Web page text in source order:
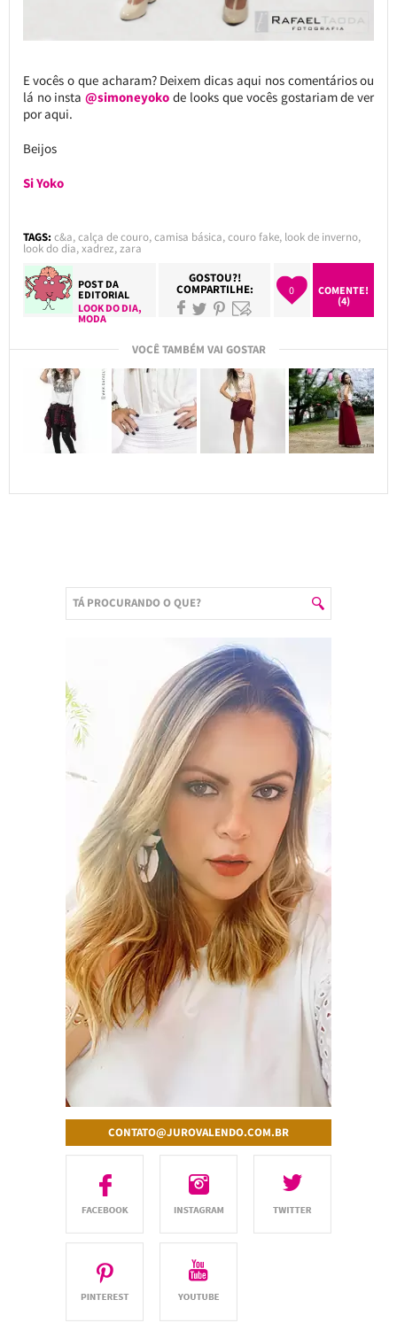
E vocês o que acharam? Deixem dicas aqui nos comentários ou
lá no insta@simoneyoko de looks que vocês gostariam de ver
por aqui.
Beijos
Si Yoko
TAGS: c&a,calça de couro,camisa básica,couro fake, look de inverno,
look do dia,xadrez,zara
POST DA
EDITORIAL
LOOK DO DIA,
MODA
GOSTOU?!
COMPARTILHE: 0
COMENTE!
(4)
VOCÊ TAMBÉM VAI GOSTAR
CONTATO@JUROVALENDO.COM.BR